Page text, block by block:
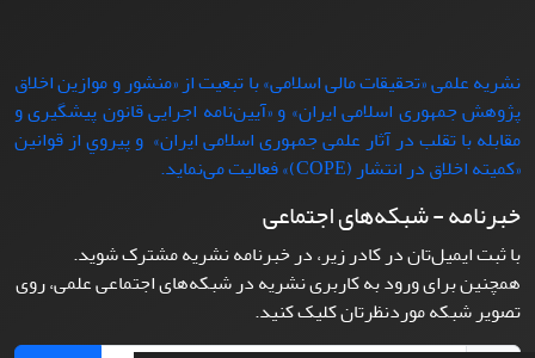
نشریه علمی «تحقیقات مالی اسلامی» با تبعيت از «منشور و موازین اخلاق
پژوهش جمهوری اسلامی ایران» و «آیین‌نامه اجرایی قانون پیشگیری و
مقابله با تقلب در آثار علمی جمهوری اسلامی ایران» و پيروي از قوانين
«کمیته اخلاق در انتشار (COPE)» فعاليت می‌نماید.
خبرنامه - شبکه‌های اجتماعی
با ثبت ایمیل‌تان در کادر زیر، در خبرنامه نشریه مشترک شوید.
همچنین برای ورود به کاربری نشریه در شبکه‌های اجتماعی علمی، روی
تصویر شبکه موردنظرتان کلیک کنید.